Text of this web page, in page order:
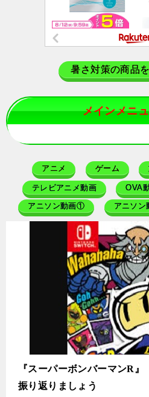
暑さ対策の商品
メインメニ
アニメ ゲーム
テレビアニメ動画 OVA
アニソン動画① アニソ
『スーパーボンバーマンR
振り返りましょう